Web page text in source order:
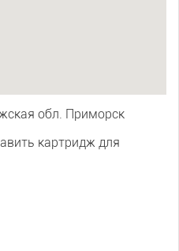
обл. Приморск
картридж для